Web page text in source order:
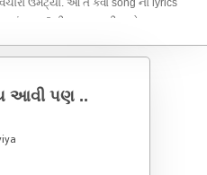
ઉમટ્યા. આ તે કેવા song ના lyrics
કુટુંબકમ ” ની ભાવના હતી અને હજી પણ
આવી પણ ..